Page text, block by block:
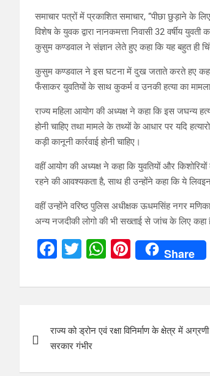
समाचार पत्रों में प्रकाशित समाचार, “पीछा छुड़ाने
विशेष के युवक द्वारा नानकमत्ता निवासी 32 वर्षीय
कुसुम कण्डवाल ने संज्ञान लेते हुए कहा कि यह बहुत ही
कुसुम कण्डवाल ने इस घटना में दुख जताते करते हए कहा है
फँसाकर युवतियों के साथ कुकर्म व उनकी हत्या का
राज्य महिला आयोग की अध्यक्ष ने कहा कि इस जघन्य
होनी चाहिए तथा मामले के तथ्यों के आधार पर यदि
कड़ी कानूनी कार्रवाई होनी चाहिए।
वहीं आयोग की अध्यक्ष ने कहा कि युवतियों और
रहने की आवश्यकता है, साथ ही उन्होंने कहा कि ये
वहीं उन्होंने वरिष्ठ पुलिस अधीक्षक ऊधमसिंह नगर
अन्य नजदीकी लोगो की भी सख्ताई से जांच के लिए कहा
F
ce
o
o
k
T
tt
W
at
A
p
Pi
er
t
Share
navigation
राज्य को ड्रोन एवं रक्षा विनिर्माण के क्षेत्र में
सरकार गंभीर